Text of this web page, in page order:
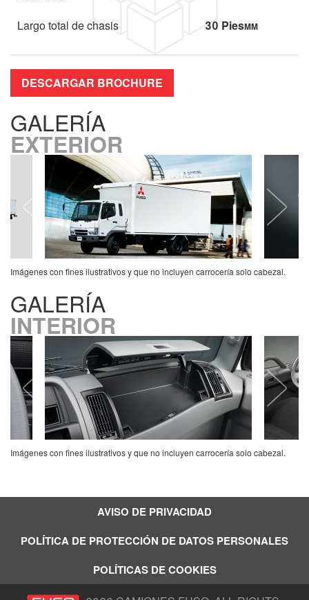
Largo total de chasis 30 PiesMM
DESCARGAR BROCHURE
GALERÍA
EXTERIOR
Imágenes con fines ilustrativos y que no incluyen carrocería solo cabezal.
GALERÍA
INTERIOR
Imágenes con fines ilustrativos y que no incluyen carrocería solo cabezal.
AVISO DE PRIVACIDAD
POLÍTICA DE PROTECCIÓN DE DATOS PERSONALES
POLÍTICAS DE COOKIES